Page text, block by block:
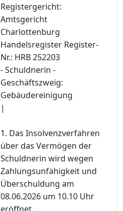
Registergericht:
Amtsgericht
Charlottenburg
Handelsregister Register-
Nr.: HRB 252203
- Schuldnerin -
Geschäftszweig:
Gebäudereinigung
|
1. Das Insolvenzverfahren
über das Vermögen der
Schuldnerin wird wegen
Zahlungsunfähigkeit und
Überschuldung am
08.06.2026 um 10.10 Uhr